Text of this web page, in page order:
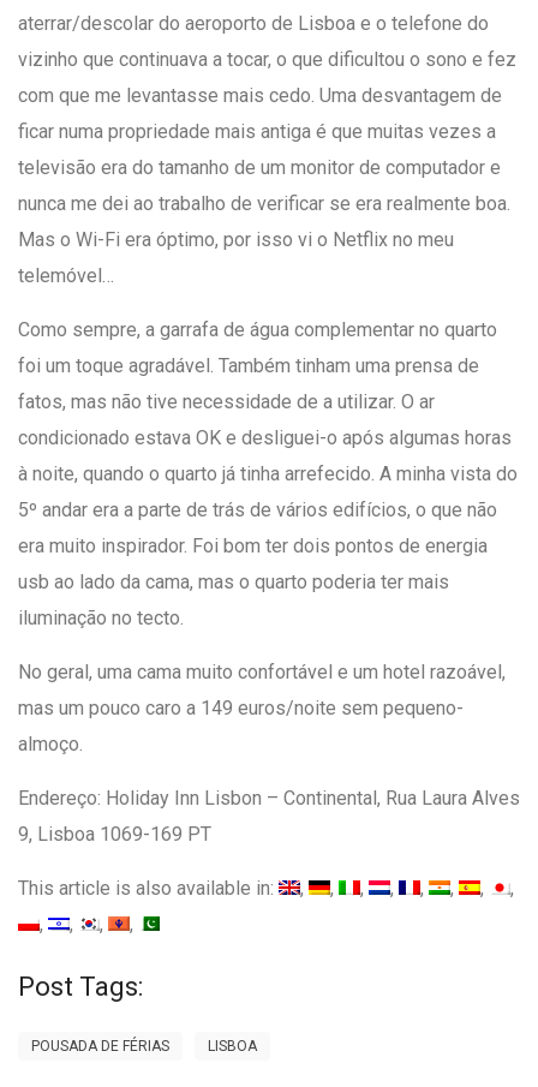
aterrar/descolar do aeroporto de Lisboa e o telefone do
vizinho que continuava a tocar, o que dificultou o sono e fez
com que me levantasse mais cedo. Uma desvantagem de
ficar numa propriedade mais antiga é que muitas vezes a
televisão era do tamanho de um monitor de computador e
nunca me dei ao trabalho de verificar se era realmente boa.
Mas o Wi-Fi era óptimo, por isso vi o Netflix no meu
telemóvel…
Como sempre, a garrafa de água complementar no quarto
foi um toque agradável. Também tinham uma prensa de
fatos, mas não tive necessidade de a utilizar. O ar
condicionado estava OK e desliguei-o após algumas horas
à noite, quando o quarto já tinha arrefecido. A minha vista do
5º andar era a parte de trás de vários edifícios, o que não
era muito inspirador. Foi bom ter dois pontos de energia
usb ao lado da cama, mas o quarto poderia ter mais
iluminação no tecto.
No geral, uma cama muito confortável e um hotel razoável,
mas um pouco caro a 149 euros/noite sem pequeno-
almoço.
Endereço: Holiday Inn Lisbon – Continental, Rua Laura Alves
9, Lisboa 1069-169 PT
This article is also available in:
Post Tags:
POUSADA DE FÉRIAS LISBOA